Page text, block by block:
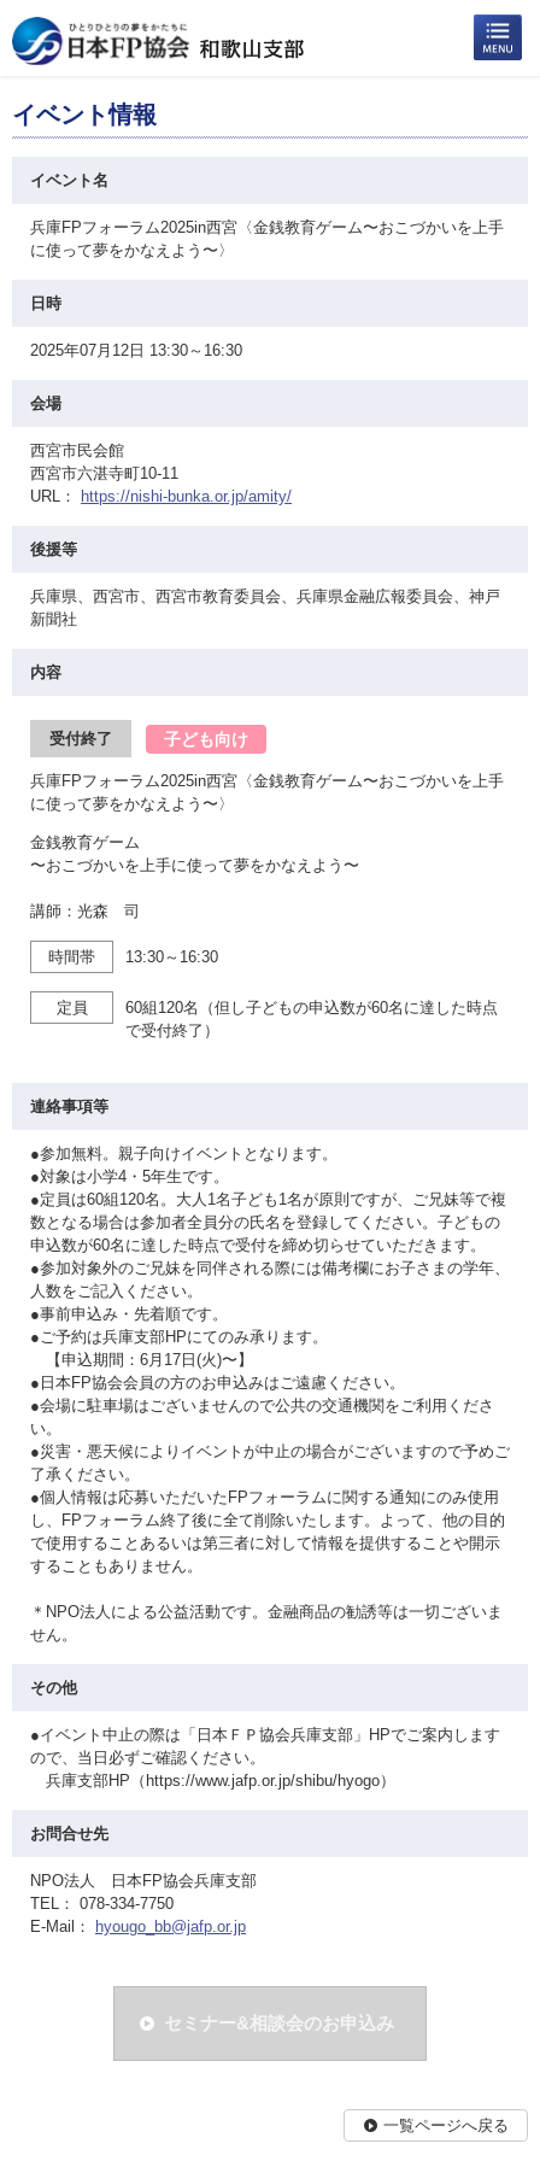
イベント情報
イベント名
兵庫FPフォーラム2025in西宮〈金銭教育ゲーム〜おこづかいを上手
に使って夢をかなえよう〜〉
日時
2025年07月12日 13:30～16:30
会場
西宮市民会館
西宮市六湛寺町10-11
URL：
https://nishi-bunka.or.jp/amity/
後援等
兵庫県、西宮市、西宮市教育委員会、兵庫県金融広報委員会、神戸
新聞社
内容
受付終了 子ども向け
兵庫FPフォーラム2025in西宮〈金銭教育ゲーム〜おこづかいを上手
に使って夢をかなえよう〜〉
金銭教育ゲーム
〜おこづかいを上手に使って夢をかなえよう〜
講師：光森 司
時間帯 13:30～16:30
定員
60組120名（但し子どもの申込数が60名に達した時点
で受付終了）
連絡事項等
●参加無料。親子向けイベントとなります。
●対象は小学4・5年生です。
●定員は60組120名。大人1名子ども1名が原則ですが、ご兄妹等で複
数となる場合は参加者全員分の氏名を登録してください。子どもの
申込数が60名に達した時点で受付を締め切らせていただきます。
●参加対象外のご兄妹を同伴される際には備考欄にお子さまの学年、
人数をご記入ください。
●事前申込み・先着順です。
●ご予約は兵庫支部HPにてのみ承ります。
【申込期間：6月17日(火)〜】
●日本FP協会会員の方のお申込みはご遠慮ください。
●会場に駐車場はございませんので公共の交通機関をご利用くださ
い。
●災害・悪天候によりイベントが中止の場合がございますので予めご
了承ください。
●個人情報は応募いただいたFPフォーラムに関する通知にのみ使用
し、FPフォーラム終了後に全て削除いたします。よって、他の目的
で使用することあるいは第三者に対して情報を提供することや開示
することもありません。
＊NPO法人による公益活動です。金融商品の勧誘等は一切ございま
せん。
その他
●イベント中止の際は「日本ＦＰ協会兵庫支部」HPでご案内します
ので、当日必ずご確認ください。
兵庫支部HP（https://www.jafp.or.jp/shibu/hyogo）
お問合せ先
NPO法人 日本FP協会兵庫支部
TEL： 078-334-7750
E-Mail：
hyougo_bb@jafp.or.jp
セミナー&相談会のお申込み
一覧ページへ戻る